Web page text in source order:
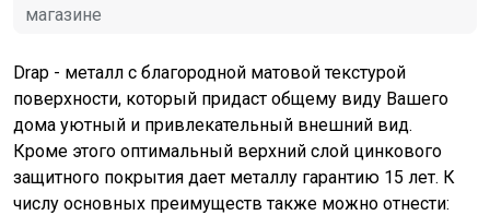
магазине
Drap - металл с благородной матовой текстурой
поверхности, который придаст общему виду Вашего
дома уютный и привлекательный внешний вид.
Кроме этого оптимальный верхний слой цинкового
защитного покрытия дает металлу гарантию 15 лет. К
числу основных преимуществ также можно отнести: